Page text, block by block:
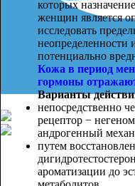
которых
женщин является
исследовать
неопределенности
потенциально
Кожа в период
гормоны
Варианты
непосредственно
рецептор −
андрогенный
путем
ароматизации до